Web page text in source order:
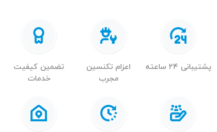
پشتیبانی ۲۴ ساعته
اعزام تکنسین
مجرب
تضمین کیفیت
خدمات